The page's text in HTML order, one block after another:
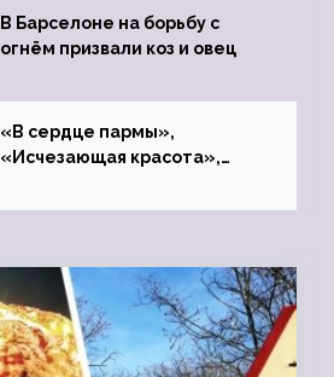
В Барселоне на борьбу с
огнём призвали коз и овец
«В сердце пармы»,
«Исчезающая красота»,